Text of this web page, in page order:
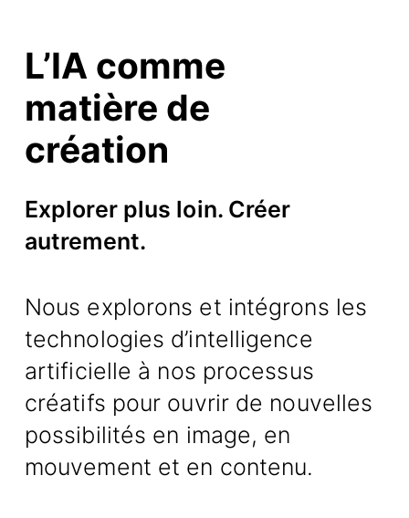
L’IA comme
matière de
création
Explorer plus loin. Créer
autrement.
Nous explorons et intégrons les
technologies d’intelligence
artificielle à nos processus
créatifs pour ouvrir de nouvelles
possibilités en image, en
mouvement et en contenu.